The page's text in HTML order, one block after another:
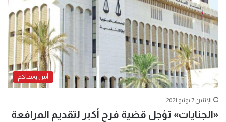
أمن ومحاكم
الإثنين 7 يونيو 2021
«الجنايات» تؤجل قضية فرح أكبر لتقديم المرافعة